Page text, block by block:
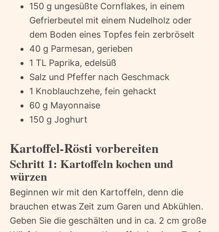
150 g ungesüßte Cornflakes, in einem
Gefrierbeutel mit einem Nudelholz oder
dem Boden eines Topfes fein zerbröselt
40 g Parmesan, gerieben
1 TL Paprika, edelsüß
Salz und Pfeffer nach Geschmack
1 Knoblauchzehe, fein gehackt
60 g Mayonnaise
150 g Joghurt
Kartoffel-Rösti vorbereiten
Schritt 1: Kartoffeln kochen und
würzen
Beginnen wir mit den Kartoffeln, denn die
brauchen etwas Zeit zum Garen und Abkühlen.
Geben Sie die geschälten und in ca. 2 cm große